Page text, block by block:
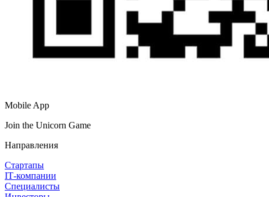
Mobile App
Join the Unicorn Game
Направления
Стартапы
IT‑компании
Специалисты